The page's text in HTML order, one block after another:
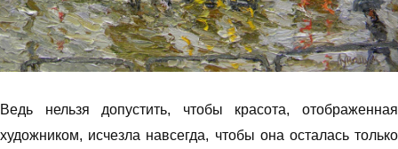
Ведь нельзя допустить, чтобы красота, отображенная
художником, исчезла навсегда, чтобы она осталась только